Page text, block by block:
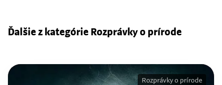
Ďalšie z kategórie Rozprávky o prírode
Rozprávky o prírode